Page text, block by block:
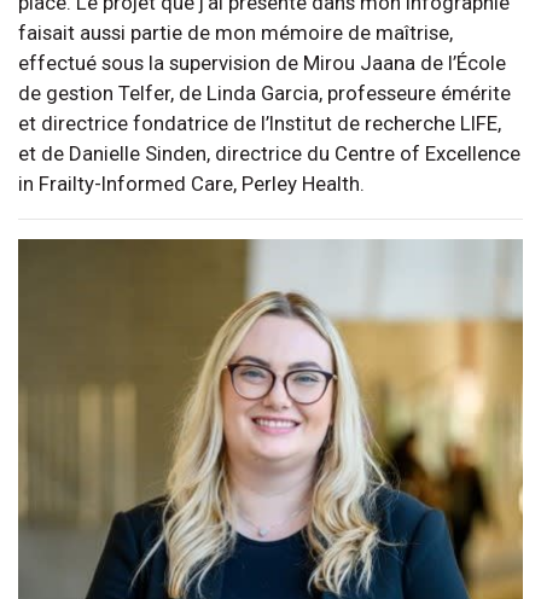
faisait aussi partie de mon mémoire de maîtrise,
effectué sous la supervision de Mirou Jaana de l’École
de gestion Telfer, de Linda Garcia, professeure émérite
et directrice fondatrice de l’Institut de recherche LIFE,
et de Danielle Sinden, directrice du Centre of Excellence
in Frailty-Informed Care, Perley Health.